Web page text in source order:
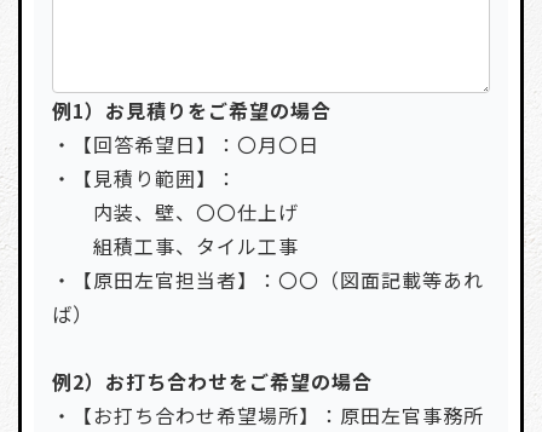
例1）お見積りをご希望の場合
・【回答希望日】：〇月〇日
・【見積り範囲】：
内装、壁、〇〇仕上げ
組積工事、タイル工事
・【原田左官担当者】：〇〇（図面記載等あれ
ば）
例2）お打ち合わせをご希望の場合
・【お打ち合わせ希望場所】：原田左官事務所